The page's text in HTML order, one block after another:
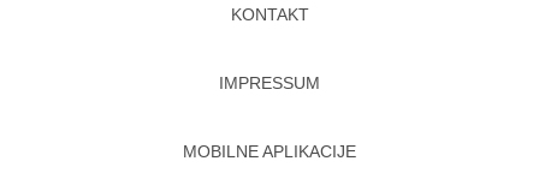
KONTAKT
IMPRESSUM
MOBILNE APLIKACIJE